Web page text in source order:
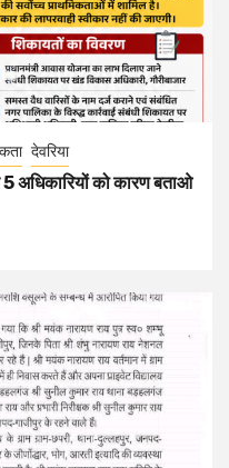
देवरिया
अधिकारियों को कारण बताओ